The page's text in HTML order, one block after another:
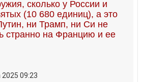
сколько у России и
(10 680 единиц), а это
ни Трамп, ни Си не
странно на Францию и ее
09:23